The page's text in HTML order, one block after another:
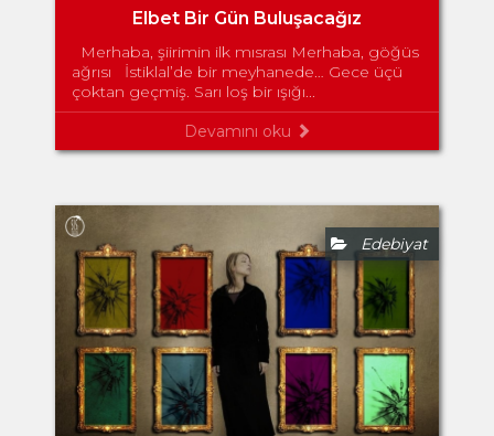
Elbet Bir Gün Buluşacağız
Merhaba, şiirimin ilk mısrası Merhaba, göğüs
ağrısı İstiklal’de bir meyhanede… Gece üçü
çoktan geçmiş. Sarı loş bir ışığı...
Devamını oku
Edebiyat